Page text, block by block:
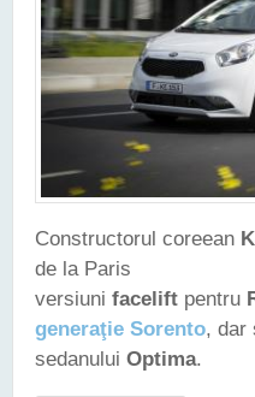
Constructorul coreean
de la Paris
versiuni facelift pentru
generaţie Sorento, dar
sedanului Optima.